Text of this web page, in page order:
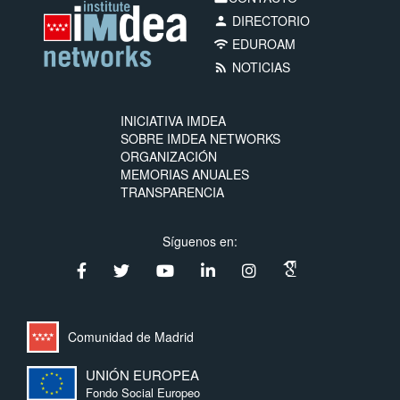
person DIRECTORIO
wifi EDUROAM
rss_feed NOTICIAS
INICIATIVA IMDEA
SOBRE IMDEA NETWORKS
ORGANIZACIÓN
MEMORIAS ANUALES
TRANSPARENCIA
Síguenos en:
Comunidad de Madrid
UNIÓN EUROPEA
Fondo Social Europeo